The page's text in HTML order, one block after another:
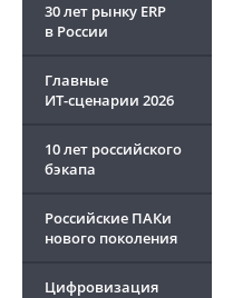
30 лет рынку ERP
в России
Главные
ИТ-сценарии 2026
10 лет российского
бэкапа
Российские ПАКи
нового поколения
Цифровизация